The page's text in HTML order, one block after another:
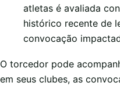
atletas é avaliada
histórico recente de
convocação
O torcedor pode
em seus clubes, as